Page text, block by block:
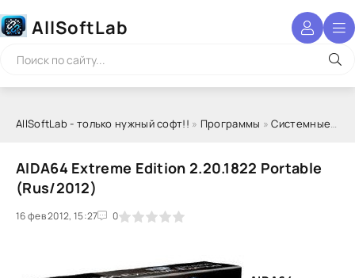
AllSoftLab
AllSoftLab - только нужный софт!! » Программы »Системные программы
AIDA64 Extreme Edition 2.20.1822 Portable
(Rus/2012)
16 фев 2012, 15:27 0
1 2 3 4 5